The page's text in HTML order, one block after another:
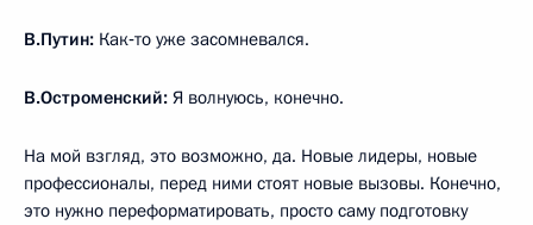
В.Путин: Как‑то уже засомневался.
В.Остроменский: Я волнуюсь, конечно.
На мой взгляд, это возможно, да. Новые лидеры, новые
профессионалы, перед ними стоят новые вызовы. Конечно,
это нужно переформатировать, просто саму подготовку